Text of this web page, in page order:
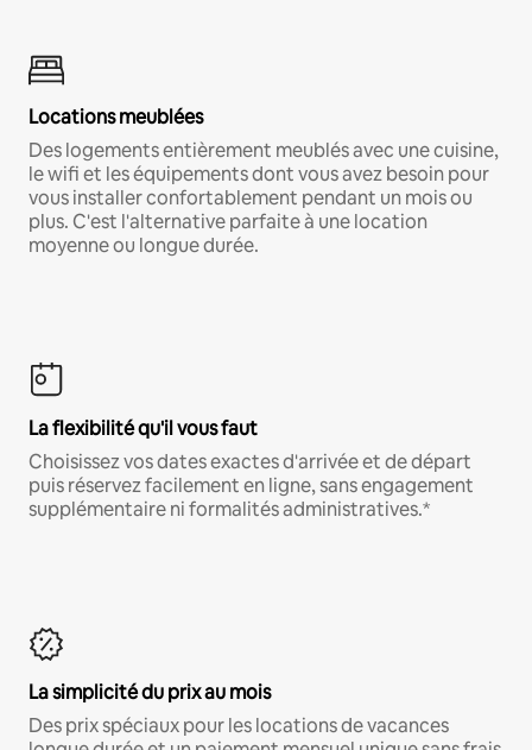
Locations meublées
Des logements entièrement meublés avec une cuisine,
le wifi et les équipements dont vous avez besoin pour
vous installer confortablement pendant un mois ou
plus. C'est l'alternative parfaite à une location
moyenne ou longue durée.
La flexibilité qu'il vous faut
Choisissez vos dates exactes d'arrivée et de départ
puis réservez facilement en ligne, sans engagement
supplémentaire ni formalités administratives.*
La simplicité du prix au mois
Des prix spéciaux pour les locations de vacances